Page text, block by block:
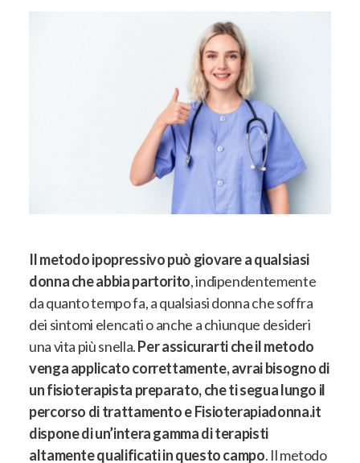
Il metodo ipopressivo può giovare a qualsiasi
donna che abbia partorito, indipendentemente
da quanto tempo fa, a qualsiasi donna che soffra
dei sintomi elencati o anche a chiunque desideri
una vita più snella.Per assicurarti che il metodo
venga applicato correttamente, avrai bisogno di
un fisioterapista preparato, che ti segua lungo il
percorso di trattamento e Fisioterapiadonna.it
dispone di un’intera gamma di terapisti
altamente qualificati in questo campo. Il metodo